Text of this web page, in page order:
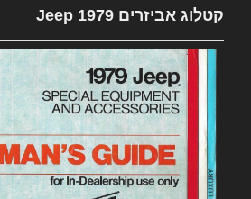
קטלוג אביזרים 1979 Jeep